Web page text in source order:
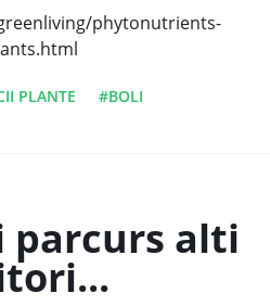
phytonutrients-
PLANTE
#BOLI
parcurs alti